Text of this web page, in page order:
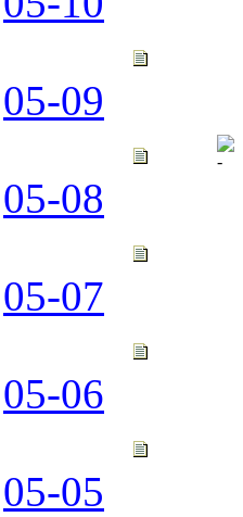
05-09
05-08
05-07
05-06
05-05